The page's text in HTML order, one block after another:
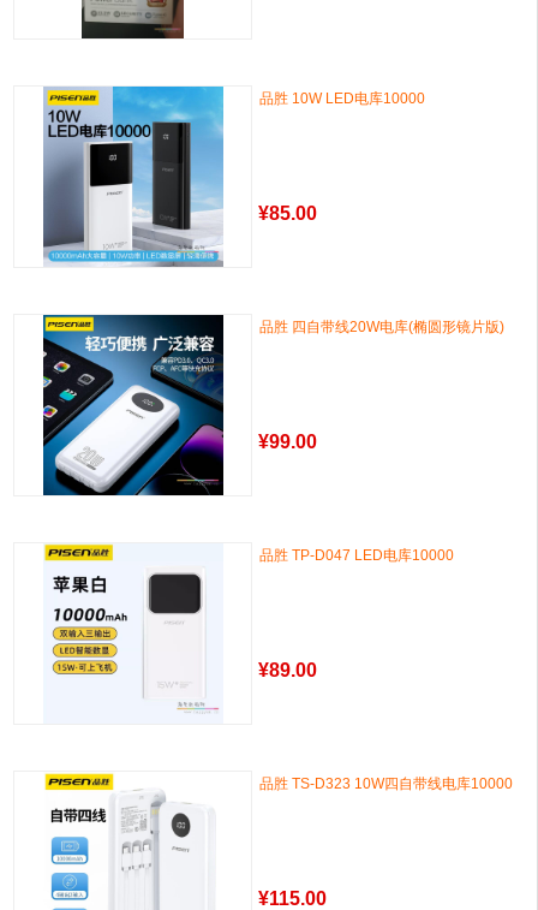
品胜 10W LED电库10000
¥85.00
品胜 四自带线20W电库(椭圆形镜片版)
¥99.00
品胜 TP-D047 LED电库10000
¥89.00
品胜 TS-D323 10W四自带线电库10000
¥115.00